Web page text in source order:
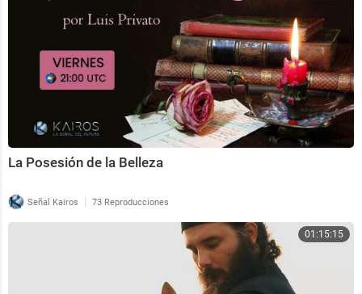
La Posesión de la Belleza
Señal Kairos | 73 Reproducciones
01:15:15